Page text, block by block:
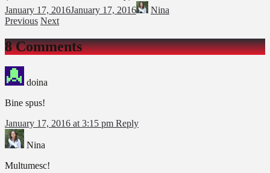
January 17, 2016January 17, 2016
Nina
Previous Next
8 Comments
doina
Bine spus!
January 17, 2016 at 3:15 pm Reply
Nina
Multumesc!